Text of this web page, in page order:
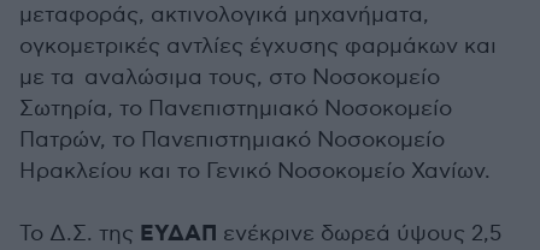
μεταφοράς, ακτινολογικά μηχανήματα,
ογκομετρικές αντλίες έγχυσης φαρμάκων και
με τα αναλώσιμα τους, στο Νοσοκομείο
Σωτηρία, το Πανεπιστημιακό Νοσοκομείο
Πατρών, το Πανεπιστημιακό Νοσοκομείο
Ηρακλείου και το Γενικό Νοσοκομείο Χανίων.
Το Δ.Σ. της ΕΥΔΑΠ ενέκρινε δωρεά ύψους 2,5